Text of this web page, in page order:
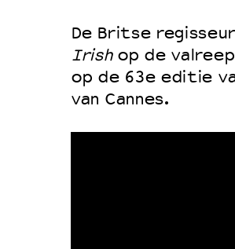
OVER
Wat we doen
Werken bij
Wie is wie
De Britse
Irishop de
op de 63e editie
van Cannes.